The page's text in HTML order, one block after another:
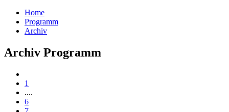
Home
Programm
Archiv
Archiv Programm
1
....
6